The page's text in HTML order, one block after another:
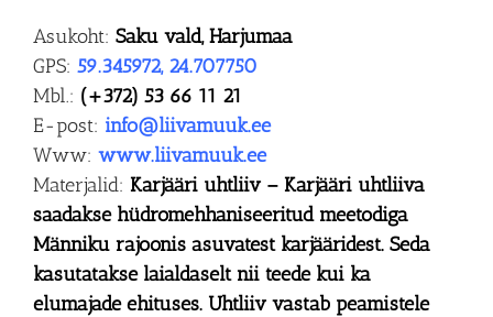
Asukoht: Saku vald, Harjumaa
GPS: 59.345972, 24.707750
Mbl.: (+372) 53 66 11 21
E-post: info@liivamuuk.ee
Www: www.liivamuuk.ee
Materjalid: Karjääri uhtliiv – Karjääri uhtliiva
saadakse hüdromehhaniseeritud meetodiga
Männiku rajoonis asuvatest karjääridest. Seda
kasutatakse laialdaselt nii teede kui ka
elumajade ehituses. Uhtliiv vastab peamistele